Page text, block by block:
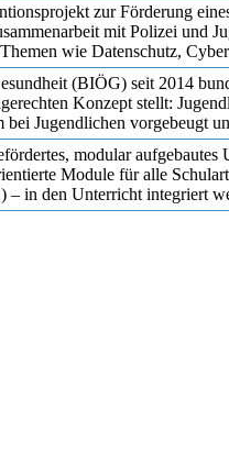
zur Förderung
mit Polizei und
wie Datenschutz,
(BIÖG) seit 2014
Konzept stellt:
Jugendlichen vorgebeugt
modular
Module für alle
in den Unterricht integriert